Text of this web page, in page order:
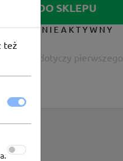
IDŹ DO SKLEPU
KUPON NIEAKTYWNY
Oferta dotyczy pierwszego
też